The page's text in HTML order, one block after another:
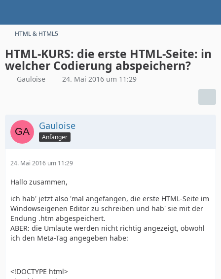
HTML & HTML5
HTML-KURS: die erste HTML-Seite: in
welcher Codierung abspeichern?
Gauloise 24. Mai 2016 um 11:29
Gauloise
Anfänger
24. Mai 2016 um 11:29
Hallo zusammen,
ich hab' jetzt also 'mal angefangen, die erste HTML-Seite im
Windowseigenen Editor zu schreiben und hab' sie mit der
Endung .htm abgespeichert.
ABER: die Umlaute werden nicht richtig angezeigt, obwohl
ich den Meta-Tag angegeben habe:
<!DOCTYPE html>